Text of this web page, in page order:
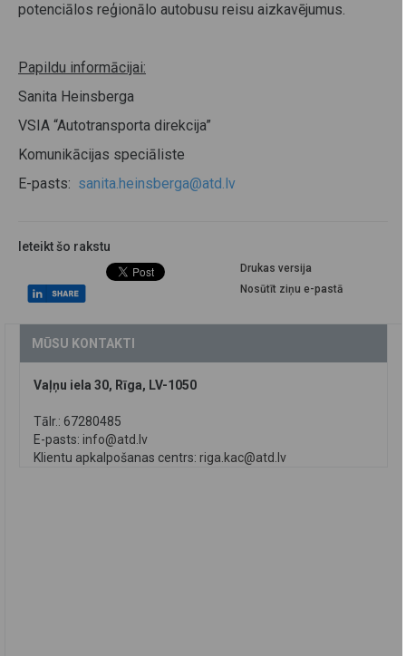
potenciālos reģionālo autobusu reisu aizkavējumus.
Papildu informācijai:
Sanita Heinsberga
VSIA “Autotransporta direkcija”
Komunikācijas speciāliste
E-pasts: sanita.heinsberga@atd.lv
Ieteikt šo rakstu
Drukas versija
Nosūtīt ziņu e-pastā
MŪSU KONTAKTI
Vaļņu iela 30, Rīga, LV-1050
Tālr.: 67280485
E-pasts: info@atd.lv
Klientu apkalpošanas centrs: riga.kac@atd.lv